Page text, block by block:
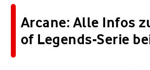
Arcane: Alle Infos
of Legends-Serie